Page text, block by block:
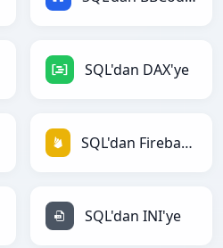
SQL'dan DAX'ye
SQL'dan Firebase'ye
SQL'dan INI'ye